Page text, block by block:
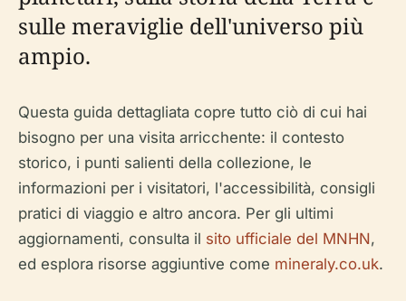
sulle meraviglie dell'universo più
ampio.
Questa guida dettagliata copre tutto ciò di cui hai
bisogno per una visita arricchente: il contesto
storico, i punti salienti della collezione, le
informazioni per i visitatori, l'accessibilità, consigli
pratici di viaggio e altro ancora. Per gli ultimi
aggiornamenti, consulta il sito ufficiale del MNHN,
ed esplora risorse aggiuntive come mineraly.co.uk.